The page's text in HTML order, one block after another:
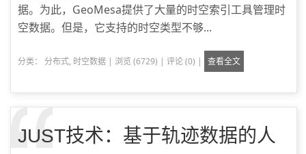
据。为此，GeoMesa提供了大量的时空索引工具管理时
空数据。但是，它支持的时空类型不够...
分类： 分布式, 时空数据 | 浏览 (6729) | 评论 (0) | 查看全文
JUST技术：基于轨迹数据的人